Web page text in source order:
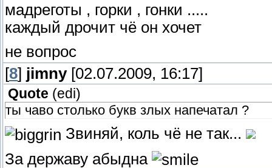
мадреготы , горки , гонки .....
каждый дрочит чё он хочет
не вопрос
[8] jimny[02.07.2009, 16:17]
Quote (edi)
ты чаво столько букв злых напечатал ?
Звиняй, коль чё не так...
За державу абыдна